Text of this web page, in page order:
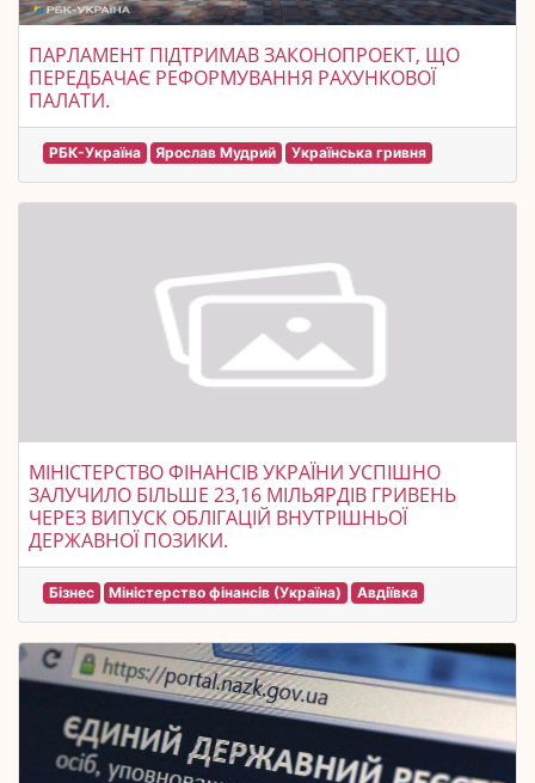
ПАРЛАМЕНТ ПІДТРИМАВ ЗАКОНОПРОЕКТ, ЩО
ПЕРЕДБАЧАЄ РЕФОРМУВАННЯ РАХУНКОВОЇ
ПАЛАТИ.
РБК-Україна Ярослав Мудрий Українська гривня
МІНІСТЕРСТВО ФІНАНСІВ УКРАЇНИ УСПІШНО
ЗАЛУЧИЛО БІЛЬШЕ 23,16 МІЛЬЯРДІВ ГРИВЕНЬ
ЧЕРЕЗ ВИПУСК ОБЛІГАЦІЙ ВНУТРІШНЬОЇ
ДЕРЖАВНОЇ ПОЗИКИ.
Бізнес Міністерство фінансів (Україна) Авдіївка